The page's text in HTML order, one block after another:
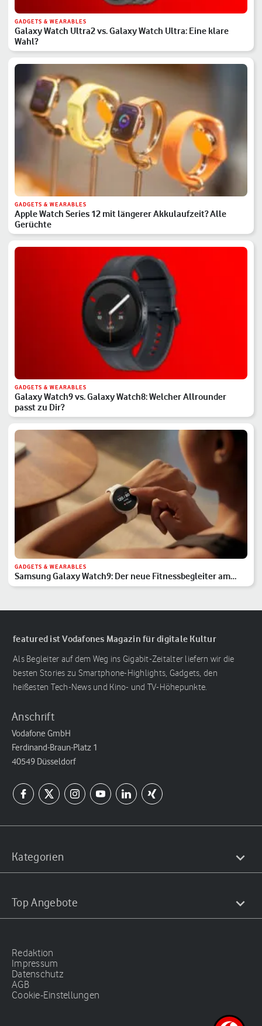
GADGETS & WEARABLES
Galaxy Watch Ultra2 vs. Galaxy Watch Ultra: Eine klare
Wahl?
GADGETS & WEARABLES
Apple Watch Series 12 mit längerer Akkulaufzeit? Alle
Gerüchte
GADGETS & WEARABLES
Galaxy Watch9 vs. Galaxy Watch8: Welcher Allrounder
passt zu Dir?
GADGETS & WEARABLES
Samsung Galaxy Watch9: Der neue Fitnessbegleiter am
Handgelenk
featured ist Vodafones Magazin für digitale Kultur
Als Begleiter auf dem Weg ins Gigabit-Zeitalter liefern wir die
besten Stories zu Smartphone-Highlights, Gadgets, den
heißesten Tech-News und Kino- und TV-Höhepunkte.
Anschrift
Vodafone GmbH
Ferdinand-Braun-Platz 1
40549 Düsseldorf
Kategorien
Top Angebote
Redaktion
Impressum
Datenschutz
AGB
Cookie-Einstellungen